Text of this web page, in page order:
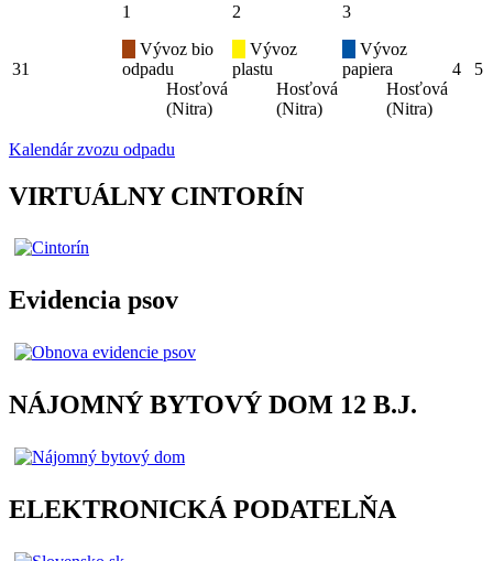
31
1
Vývoz bio
odpadu
Hosťová
(Nitra)
2
Vývoz
plastu
Hosťová
(Nitra)
3
Vývoz
papiera
Hosťová
(Nitra)
4 5
Kalendár zvozu odpadu
VIRTUÁLNY CINTORÍN
Evidencia psov
NÁJOMNÝ BYTOVÝ DOM 12 B.J.
ELEKTRONICKÁ PODATELŇA